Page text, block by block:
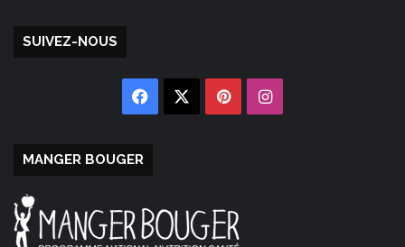
SUIVEZ-NOUS
Facebook PinterestInstagram
MANGER BOUGER